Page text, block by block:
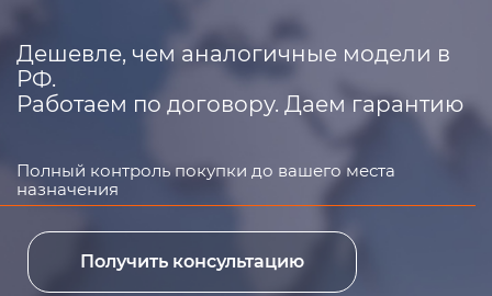
Дешевле, чем аналогичные модели в
РФ.
Работаем по договору. Даем гарантию
Полный контроль покупки до вашего места
назначения
Получить консультацию